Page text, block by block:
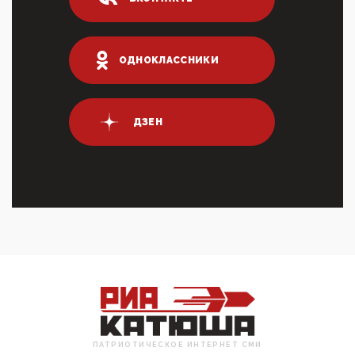
04:47, 10 Апреля 2026
ИНН для переводов по СБП это первый шаг из
логических двухЗаполнение ИНН при любых
переводах по ...
03:35, 10 Апреля 2026
крупных банках по итогам 2025 года превысило 63
млрд руб. ...
03:01, 10 Апреля 2026
Цифроконцлагерь работает только на
входМошенники активно пользуются аккаунтами на
Госуслугах уме...
12:01, 10 Апреля 2026
ОДНОКЛАССНИКИ
ДЗЕН
ПАТРИОТИЧЕСКОЕ ИНТЕРНЕТ СМИ